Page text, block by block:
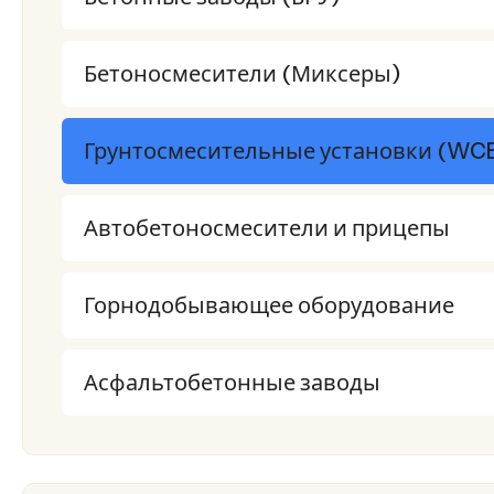
Бетоносмесители (Миксеры)
Грунтосмесительные установки
Автобетоносмесители и прицепы
Горнодобывающее оборудование
Асфальтобетонные заводы